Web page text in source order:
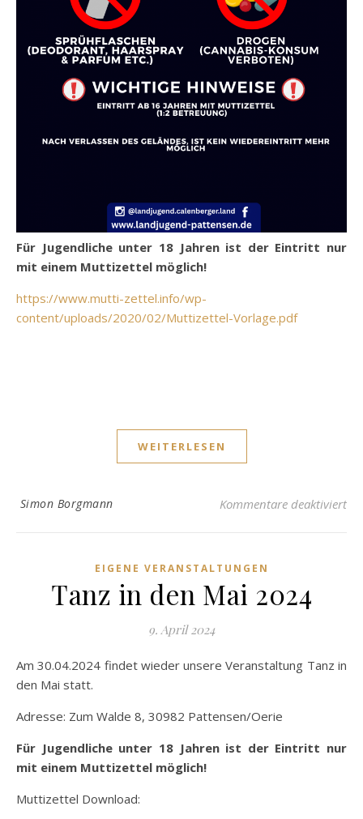
Für Jugendliche unter 18 Jahren ist der Eintritt nur
mit einem Muttizettel möglich!
https://www.mutti-zettel.info/wp-
content/uploads/2020/02/Muttizettel-Vorlage.pdf
WEITERLESEN
Simon Borgmann Kommentare deaktiviertfür
EIGENE VERANSTALTUNGEN
Tanz in den Mai 2024
9. April 2024
Am 30.04.2024 findet wieder unsere Veranstaltung Tanz in
den Mai statt.
Adresse: Zum Walde 8, 30982 Pattensen/Oerie
Für Jugendliche unter 18 Jahren ist der Eintritt nur
mit einem Muttizettel möglich!
Muttizettel Download: